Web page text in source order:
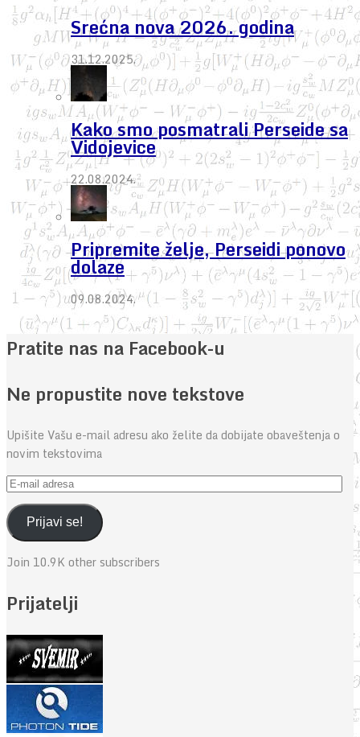
Srećna nova 2026. godina
31.12.2025.
Kako smo posmatrali Perseide sa
Vidojevice
22.08.2024.
Pripremite želje, Perseidi ponovo
dolaze
09.08.2024.
Pratite nas na Facebook-u
Ne propustite nove tekstove
Upišite Vašu e-mail adresu ako želite da dobijate obaveštenja o
novim tekstovima
E-
mail
adresaPrijavi se!
Join 10.9K other subscribers
Prijatelji